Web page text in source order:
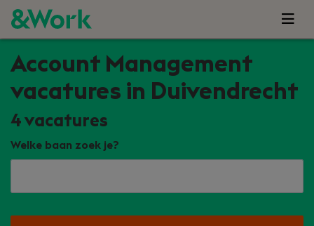
Account Management
vacatures in Duivendrecht
4 vacatures
Welke baan zoek je?